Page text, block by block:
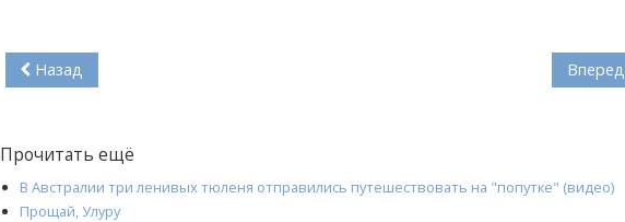
Назад Вперед
Прочитать ещё
В Австралии три ленивых тюленя отправились путешествовать на "попутке" (видео)
Прощай, Улуру